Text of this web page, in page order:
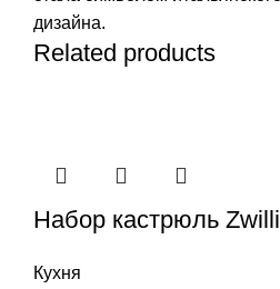
дизайна.
Related products
Набор кастрюль
Кухня